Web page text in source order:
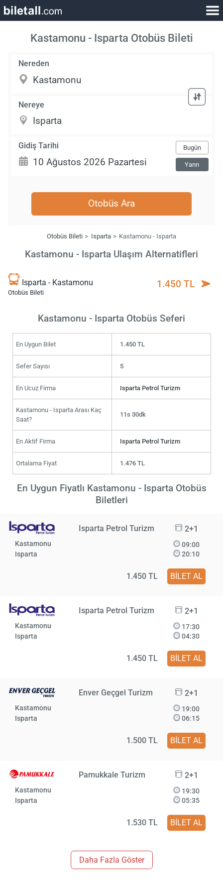
Kastamonu - Isparta Otobüs Bileti
Nereden
Nereye
Gidiş Tarihi Bugün
Yarın
Otobüs Ara
Otobüs Bileti Isparta Kastamonu - Isparta
Kastamonu - Isparta Ulaşım Alternatifleri
Isparta - Kastamonu
Otobüs Bileti
1.450 TL
Kastamonu - Isparta Otobüs Seferi
En Uygun Bilet 1.450 TL
Sefer Sayısı 5
En Ucuz Firma Isparta Petrol Turizm
Kastamonu - Isparta Arası Kaç
Saat?
11s 30dk
En Aktif Firma Isparta Petrol Turizm
Ortalama Fiyat 1.476 TL
En Uygun Fiyatlı Kastamonu - Isparta Otobüs
Biletleri
Isparta Petrol Turizm 2+1
Kastamonu
Isparta
09:00
20:10
1.450 TL BİLET AL
Isparta Petrol Turizm 2+1
Kastamonu
Isparta
17:30
04:30
1.450 TL BİLET AL
Enver Geçgel Turizm 2+1
Kastamonu
Isparta
19:00
06:15
1.500 TL BİLET AL
Pamukkale Turizm 2+1
Kastamonu
Isparta
19:30
05:35
1.530 TL BİLET AL
Daha Fazla Göster